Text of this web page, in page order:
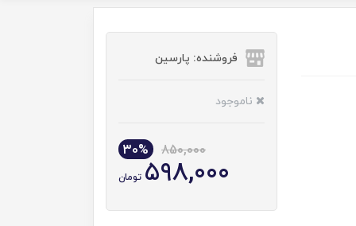
فروشنده: پارسین
ناموجود
850,000
30%
598,000 تومان